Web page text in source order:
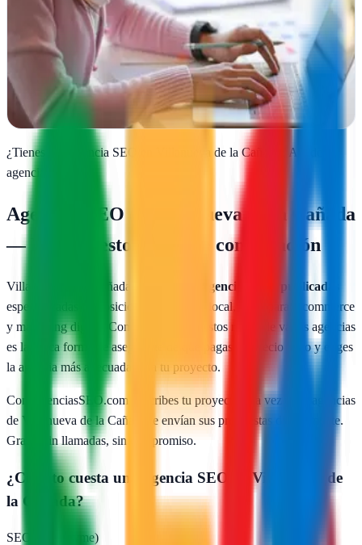
Villanueva de la Cañada, Madrid
Dossis crea impresión, rótulos y videos desde Villanueva de la
Cañada para potenciar tu marca con soluciones visuales impactantes
Ver ficha
¿Tienes una agencia SEO en Villanueva de la Cañada
Añade tu
agencia gratis
Agencias SEO en
Villanueva de la Cañada
— Presupuesto y guía de contratación
Villanueva de la Cañada
agencias SEO publicadas
especializadas en posicionamiento web local, SEO para e-commerce
y marketing digital. Comparar presupuestos reales de varias agencias
es la única forma de asegurarte de que pagas un precio justo y eliges
la agencia más adecuada para tu proyecto.
Con AgenciasSEO.com describes tu proyecto una vez y las agencias
de Villanueva de la Cañada
te envían sus propuestas directamente.
Gratis, sin llamadas, sin compromiso.
¿Cuánto cuesta una agencia SEO en Villanueva de
la Cañada?
SEO local (pyme)